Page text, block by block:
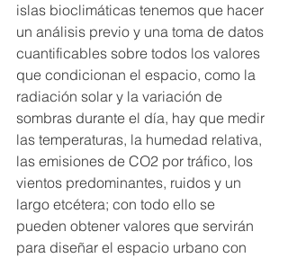
islas bioclimáticas tenemos que hacer
un análisis previo y una toma de datos
cuantificables sobre todos los valores
que condicionan el espacio, como la
radiación solar y la variación de
sombras durante el día, hay que medir
las temperaturas, la humedad relativa,
las emisiones de CO2 por tráfico, los
vientos predominantes, ruidos y un
largo etcétera; con todo ello se
pueden obtener valores que servirán
para diseñar el espacio urbano con